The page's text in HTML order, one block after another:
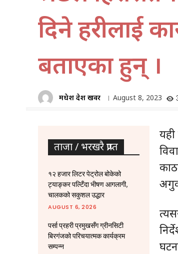
दिने प्रहरीलाई
बताएका हुन् ।
मधेश प्रदेश खवर August 8, 2023
ताजा / भरखरै प्राप्त
१२ हजार लिटर पेट्रोल बोकेको
ट्याङ्कर पल्टिँदा भीषण आगलागी,
चालकको सकुशल उद्धार
AUGUST 6, 2026
पर्सा प्रहरी प्रमुखसँग ग्रीनसिटी
बिरगंजको परिचयात्मक कार्यक्रम
सम्पन्न